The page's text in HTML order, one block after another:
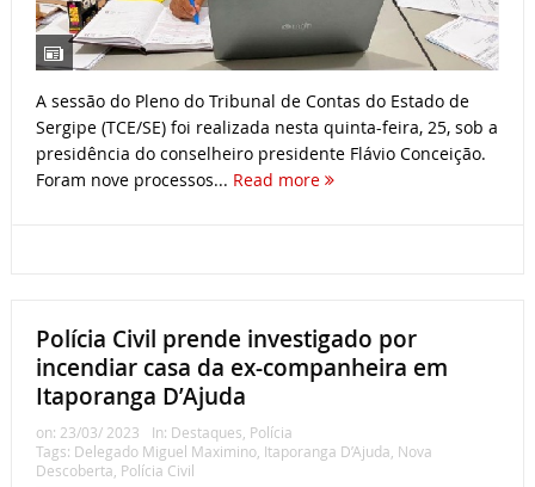
A sessão do Pleno do Tribunal de Contas do Estado de
Sergipe (TCE/SE) foi realizada nesta quinta-feira, 25, sob a
presidência do conselheiro presidente Flávio Conceição.
Foram nove processos... Read more
Polícia Civil prende investigado por
incendiar casa da ex-companheira em
Itaporanga D’Ajuda
on: 23/03/ 2023 In: Destaques Polícia
Tags: Delegado Miguel Maximino, Itaporanga D’Ajuda Nova
Descoberta Polícia Civil